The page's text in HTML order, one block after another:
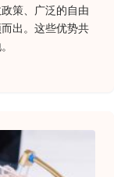
策、广泛的自由
出。这些优势共